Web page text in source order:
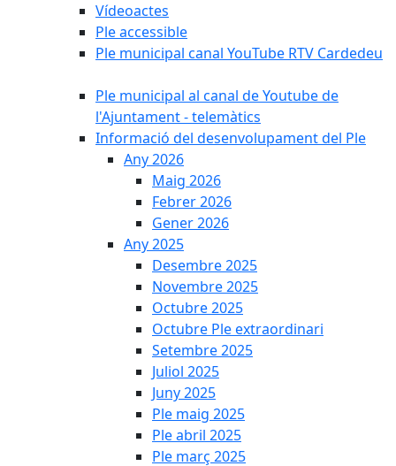
Vídeoactes
Ple accessible
Ple municipal canal YouTube RTV Cardedeu
Ple municipal al canal de Youtube de
l'Ajuntament - telemàtics
Informació del desenvolupament del Ple
Any 2026
Maig 2026
Febrer 2026
Gener 2026
Any 2025
Desembre 2025
Novembre 2025
Octubre 2025
Octubre Ple extraordinari
Setembre 2025
Juliol 2025
Juny 2025
Ple maig 2025
Ple abril 2025
Ple març 2025